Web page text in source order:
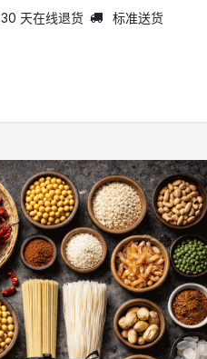
30 天在线退货 标准送货